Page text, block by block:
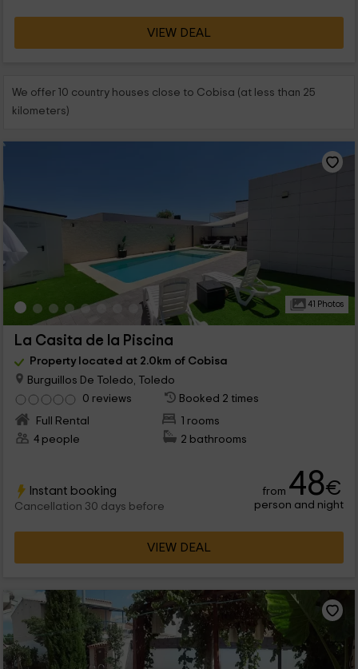
VIEW DEAL
We offer 10 country houses close to Cobisa (at less than 25
kilometers)
41 Photos
La Casita de la Piscina
Property located at 2.0km of Cobisa
Burguillos De Toledo, Toledo
0 reviews
Booked 2 times
Full Rental
1 rooms
4 people
2 bathrooms
Instant booking
Cancellation 30 days before
from 48€
person and night
VIEW DEAL